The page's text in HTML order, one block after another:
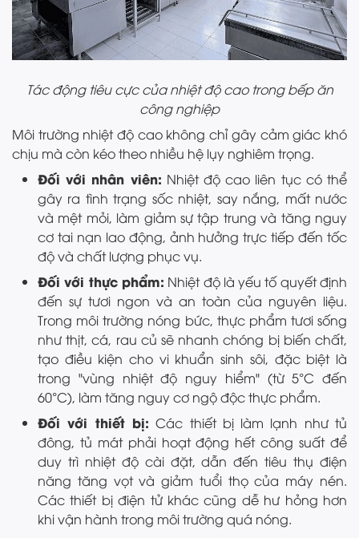
Tác động tiêu cực của nhiệt độ cao trong bếp ăn
công nghiệp
Môi trường nhiệt độ cao không chỉ gây cảm giác khó
chịu mà còn kéo theo nhiều hệ lụy nghiêm trọng.
Đối với nhân viên: Nhiệt độ cao liên tục có thể
gây ra tình trạng sốc nhiệt, say nắng, mất nước
và mệt mỏi, làm giảm sự tập trung và tăng nguy
cơ tai nạn lao động, ảnh hưởng trực tiếp đến tốc
độ và chất lượng phục vụ.
Đối với thực phẩm: Nhiệt độ là yếu tố quyết định
đến sự tươi ngon và an toàn của nguyên liệu.
Trong môi trường nóng bức, thực phẩm tươi sống
như thịt, cá, rau củ sẽ nhanh chóng bị biến chất,
tạo điều kiện cho vi khuẩn sinh sôi, đặc biệt là
trong "vùng nhiệt độ nguy hiểm" (từ 5°C đến
60°C), làm tăng nguy cơ ngộ độc thực phẩm.
Đối với thiết bị: Các thiết bị làm lạnh như tủ
đông, tủ mát phải hoạt động hết công suất để
duy trì nhiệt độ cài đặt, dẫn đến tiêu thụ điện
năng tăng vọt và giảm tuổi thọ của máy nén.
Các thiết bị điện tử khác cũng dễ hư hỏng hơn
khi vận hành trong môi trường quá nóng.